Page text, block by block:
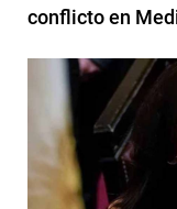
conflicto en